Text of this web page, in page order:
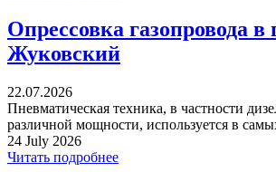
Опрессовка газопровода в
Жуковский
22.07.2026
Пневматическая техника, в частности
различной мощности, используется в
24 July 2026
Читать подробнее